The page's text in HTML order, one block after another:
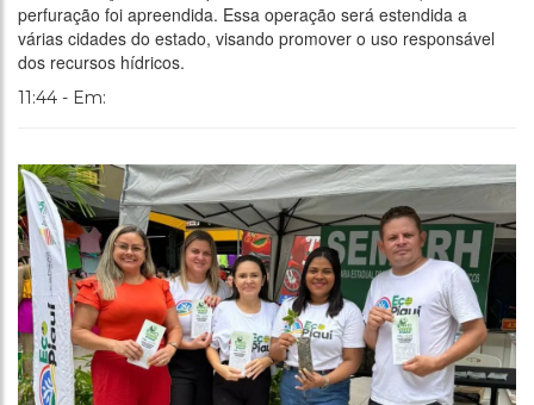
perfuração foi apreendida. Essa operação será estendida a
várias cidades do estado, visando promover o uso responsável
dos recursos hídricos.
11:44 - Em: